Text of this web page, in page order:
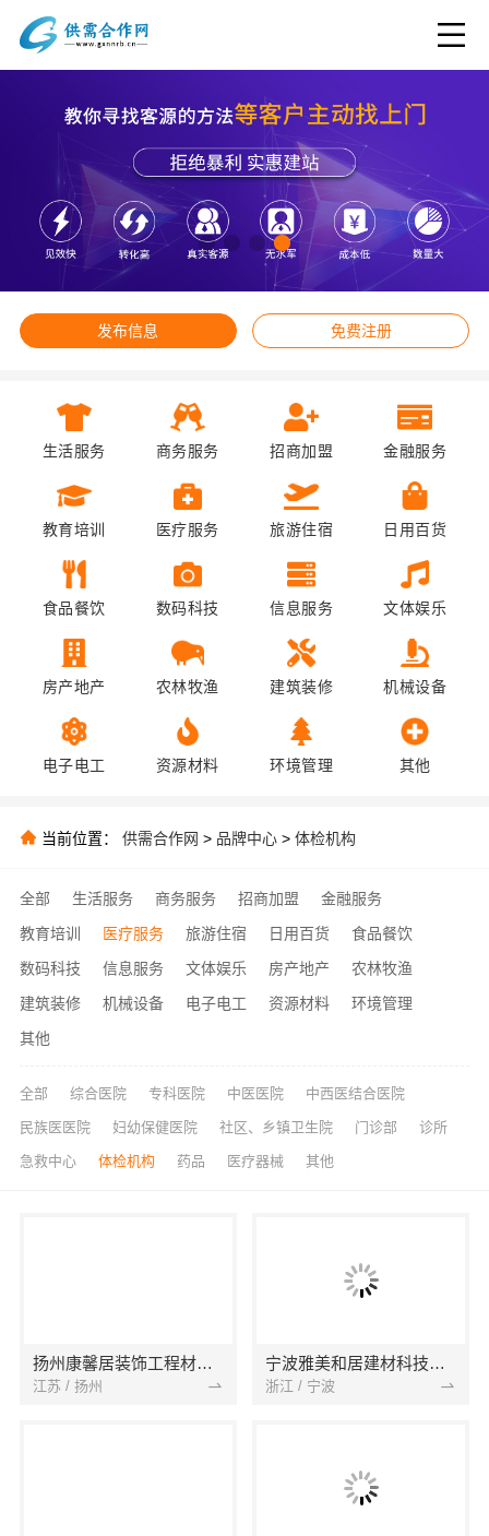
发布信息 免费注册
生活服务 商务服务 招商加盟 金融服务
教育培训 医疗服务 旅游住宿 日用百货
食品餐饮 数码科技 信息服务 文体娱乐
房产地产 农林牧渔 建筑装修 机械设备
电子电工 资源材料 环境管理 其他
当前位置： 供需合作网 > 品牌中心 > 体检机构
全部 生活服务 商务服务 招商加盟
金融服务
教育培训
医疗服务 旅游住宿 日用百货
食品餐饮
数码科技
信息服务 文体娱乐 房产地产
农林牧渔
建筑装修
机械设备 电子电工 资源材料
环境管理
其他
全部 综合医院 专科医院 中医医院 中西医结合医院
民族医医院 妇幼保健医院 社区、乡镇卫生院 门诊部 诊所
急救中心 体检机构 药品 医疗器械 其他
扬州康馨居装饰工程材料有限公司
江苏 / 扬州
宁波雅美和居建材科技有限公司
浙江 / 宁波